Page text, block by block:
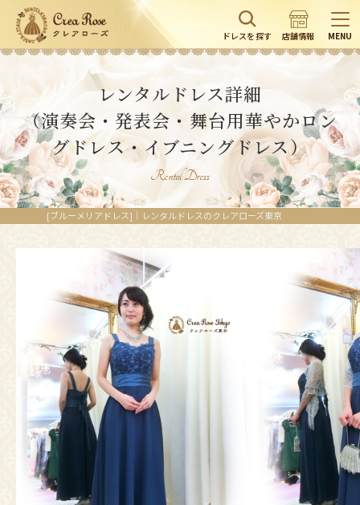
ドレスを探す 店舗情報 MENU
レンタルドレス詳細
（演奏会・発表会・舞台用華やかロン
グドレス・イブニングドレス）
Rental Dress
[ブルーメリアドレス]｜レンタルドレスのクレアローズ東京